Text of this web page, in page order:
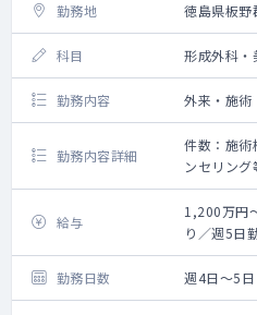
勤務地 徳島県板野
科目 形成外科・
勤務内容 外来・施術
勤務内容詳細
件数：施術
ンセリング
救急搬入数
給与
1,200万円
り／週5日
勤務日数 週4日～5日